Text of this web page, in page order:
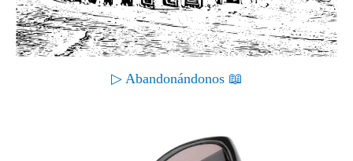
▷ Abandonándonos 📖